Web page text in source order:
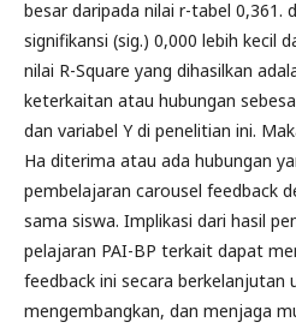
besar daripada nilai r-tabel 0,361.
signifikansi (sig.) 0,000 lebih kecil
nilai R-Square yang dihasilkan
keterkaitan atau hubungan
dan variabel Y di penelitian ini.
Ha diterima atau ada hubungan
pembelajaran carousel feedback
sama siswa. Implikasi dari hasil
pelajaran PAI-BP terkait dapat
feedback ini secara berkelanjutan
mengembangkan, dan menjaga